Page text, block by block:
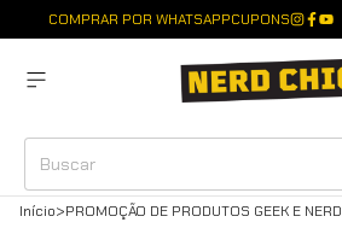
COMPRAR POR WHATSAPPCUPONS
Início>PROMOÇÃO DE PRODUTOS GEEK E NERD